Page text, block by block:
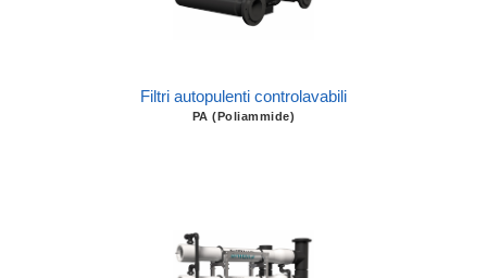
Filtri autopulenti controlavabili
PA (Poliammide)